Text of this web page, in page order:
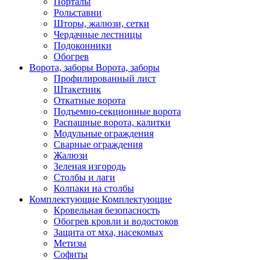
Рольставни
Шторы, жалюзи, сетки
Чердачные лестницы
Подоконники
Обогрев
Ворота, заборы Ворота, заборы
Профилированный лист
Штакетник
Откатные ворота
Подъемно-секционные ворота
Распашные ворота, калитки
Модульные ограждения
Сварные ограждения
Жалюзи
Зеленая изгородь
Столбы и лаги
Колпаки на столбы
Комплектующие Комплектующие
Кровельная безопасность
Обогрев кровли и водостоков
Защита от мха, насекомых
Метизы
Софиты